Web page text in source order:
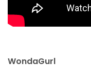
WondaGurl